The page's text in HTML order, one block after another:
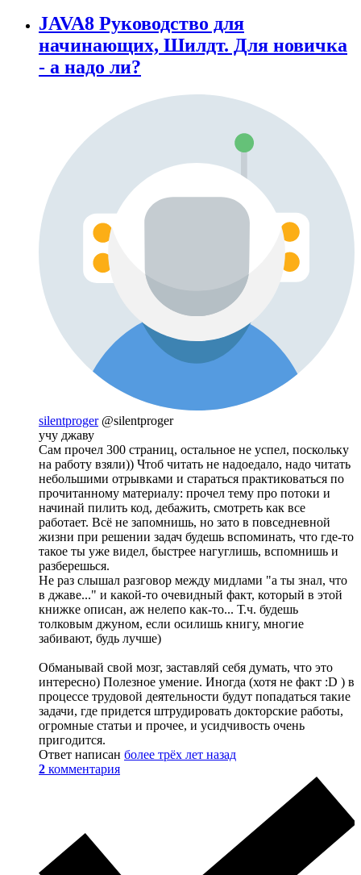
JAVA8 Руководство для
начинающих, Шилдт. Для новичка
- а надо ли?
silentproger @silentproger
учу джаву
Сам прочел 300 страниц, остальное не успел, поскольку
на работу взяли)) Чтоб читать не надоедало, надо читать
небольшими отрывками и стараться практиковаться по
прочитанному материалу: прочел тему про потоки и
начинай пилить код, дебажить, смотреть как все
работает. Всё не запомнишь, но зато в повседневной
жизни при решении задач будешь вспоминать, что где-то
такое ты уже видел, быстрее нагуглишь, вспомнишь и
разберешься.
Не раз слышал разговор между мидлами "а ты знал, что
в джаве..." и какой-то очевидный факт, который в этой
книжке описан, аж нелепо как-то... Т.ч. будешь
толковым джуном, если осилишь книгу, многие
забивают, будь лучше)
Обманывай свой мозг, заставляй себя думать, что это
интересно) Полезное умение. Иногда (хотя не факт :D ) в
процессе трудовой деятельности будут попадаться такие
задачи, где придется штрудировать докторские работы,
огромные статьи и прочее, и усидчивость очень
пригодится.
Ответ написан более трёх лет назад
2 комментария